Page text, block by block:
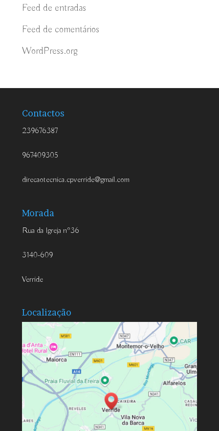
Feed de entradas
Feed de comentários
WordPress.org
Contactos
239676387
967409305
direcaotecnica.cpverride@gmail.com
Morada
Rua da Igreja nº36
3140-609
Verride
Localização